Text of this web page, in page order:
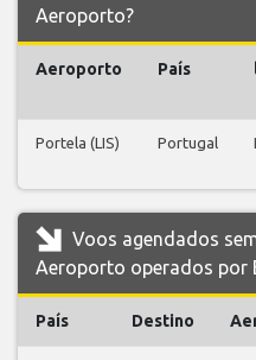
Aeroporto?
Aeroporto País
Portela (LIS) Portugal
Voos agendados
Aeroporto operados por
País Destino